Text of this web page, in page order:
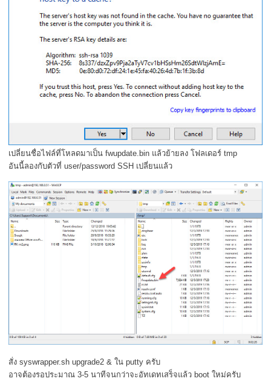
เปลี่ยนชื่อไฟล์ที่โหลดมาเป็น fwupdate.bin แล้วย้ายลง โฟลเดอร์ tmp
อันนี้ลองกับตัวที่ user/password SSH เปลี่ยนแล้ว
สั่ง syswrapper.sh upgrade2 & ใน putty ครับ
อาจต้องรอประมาณ 3-5 นาทีจนกว่าจะอัทเดทเสร็จแล้ว boot ใหม่ครับ